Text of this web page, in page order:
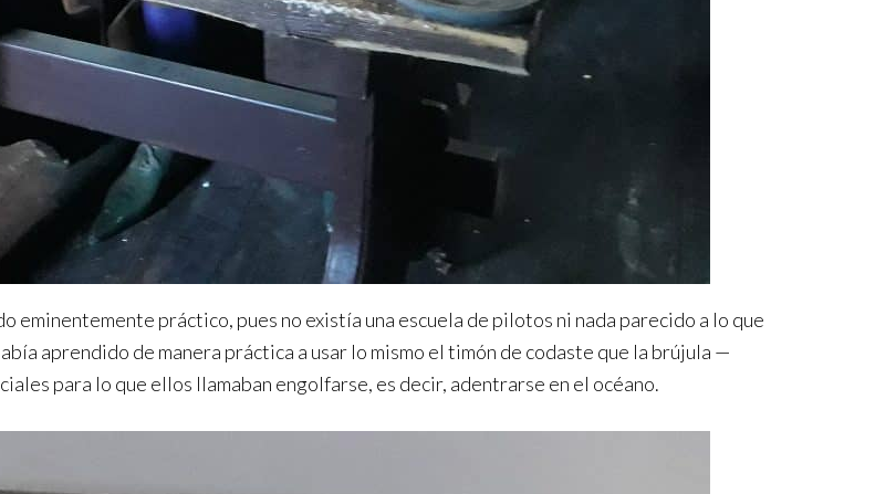
eminentemente práctico, pues no existía una escuela de pilotos ni nada parecido a lo que
aprendido de manera práctica a usar lo mismo el timón de codaste que la brújula —
para lo que ellos llamaban engolfarse, es decir, adentrarse en el océano.